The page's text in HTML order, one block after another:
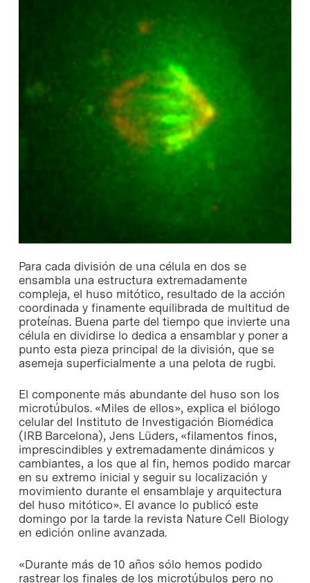
Para cada división de una célula en dos se
ensambla una estructura extremadamente
compleja, el huso mitótico, resultado de la acción
coordinada y finamente equilibrada de multitud de
proteínas. Buena parte del tiempo que invierte una
célula en dividirse lo dedica a ensamblar y poner a
punto esta pieza principal de la división, que se
asemeja superficialmente a una pelota de rugbi.
El componente más abundante del huso son los
microtúbulos. «Miles de ellos», explica el biólogo
celular del Instituto de Investigación Biomédica
(IRB Barcelona), Jens Lüders, «filamentos finos,
imprescindibles y extremadamente dinámicos y
cambiantes, a los que al fin, hemos podido marcar
en su extremo inicial y seguir su localización y
movimiento durante el ensamblaje y arquitectura
del huso mitótico». El avance lo publicó este
domingo por la tarde la revista Nature Cell Biology
en edición online avanzada.
«Durante más de 10 años sólo hemos podido
rastrear los finales de los microtúbulos pero no